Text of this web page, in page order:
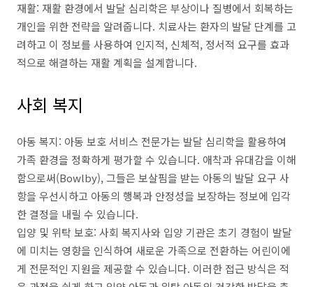
재활: 재활 환경에서 발달 심리학은 부상이나 질병에서 회복하는
개인을 위한 전략을 알려줍니다. 치료사는 환자의 발달 단계를 고
려하고 이 정보를 사용하여 인지적, 신체적, 정서적 요구를 효과
적으로 해결하는 재활 계획을 설계합니다.
사회 복지
아동 복지: 아동 보호 서비스 전문가는 발달 심리학을 활용하여
가족 환경을 정확하게 평가할 수 있습니다. 애착과 유대감을 이해
함으로써(Bowlby), 그들은 보살핌을 받는 아동의 발달 요구 사
항을 우선시하고 아동의 행복과 안정성을 보장하는 정보에 입각
한 결정을 내릴 수 있습니다.
입양 및 위탁 보호: 사회 복지사와 입양 기관은 초기 경험이 발달
에 미치는 영향을 인식하여 새로운 가족으로 전환하는 어린이에
게 전문적인 지원을 제공할 수 있습니다. 이러한 접근 방식은 적